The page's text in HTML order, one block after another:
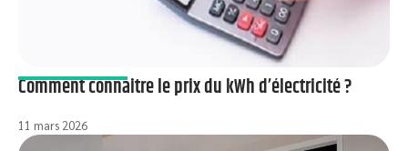
Comment connaitre le prix du kWh d’électricité ?
11 mars 2026